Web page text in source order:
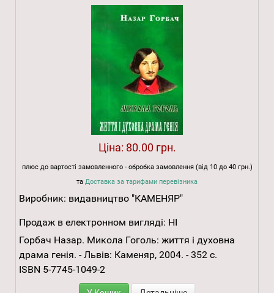
Ціна: 80.00 грн.
плюс до вартості замовленного - обробка замовлення (від 10 до 40 грн.)
та Доставка за тарифами перевізника
Виробник: видавництво "КАМЕНЯР"
Продаж в електронном вигляді: НІ
Горбач Назар. Микола Гоголь: життя і духовна
драма генія. - Львів: Каменяр, 2004. - 352 с.
ISBN 5-7745-1049-2